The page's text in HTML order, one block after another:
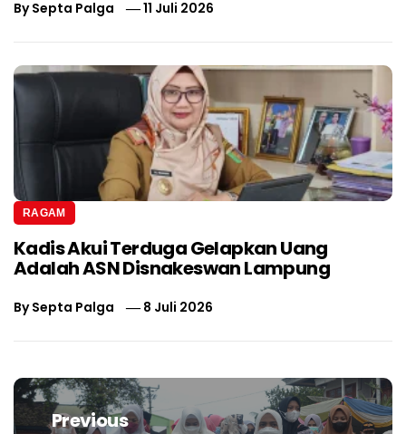
BySepta Palga 11 Juli 2026
RAGAM
Kadis Akui Terduga Gelapkan Uang
Adalah ASN Disnakeswan Lampung
BySepta Palga 8 Juli 2026
Navigasi
posPrevious